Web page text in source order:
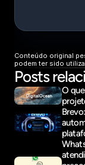
Conteúdo original
podem ter sido
Posts
O